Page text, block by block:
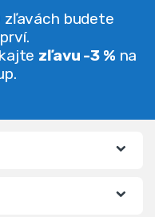
zľavách budete
zľavu -3 % na